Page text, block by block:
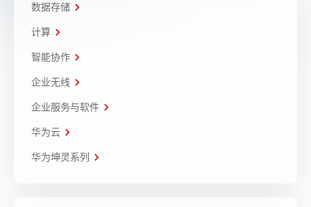
数据存储
计算
智能协作
企业无线
企业服务与软件
华为云
华为坤灵系列